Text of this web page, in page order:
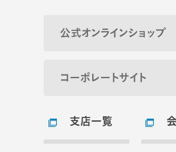
公式オンラインショップ
コーポレートサイト
支店一覧